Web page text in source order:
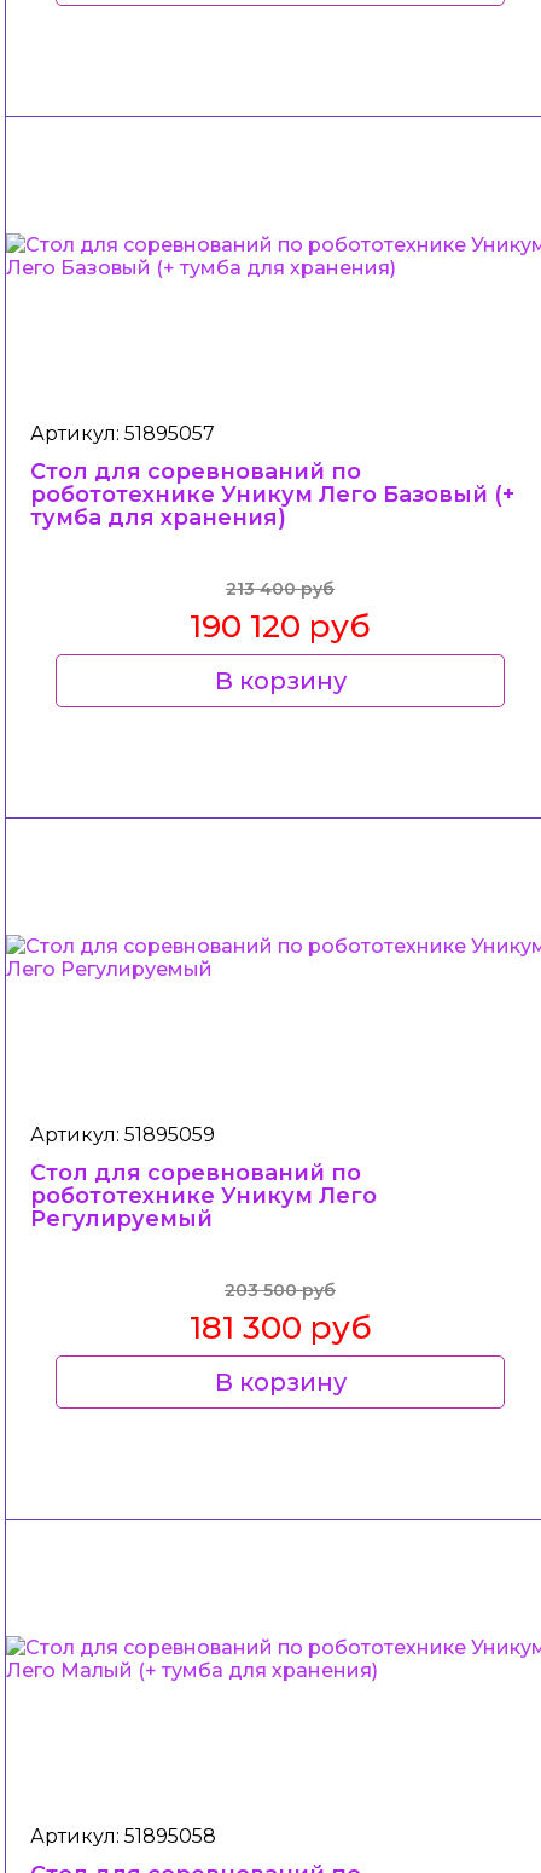
Артикул: 51895057
Стол для соревнований по
робототехнике Уникум Лего Базовый (+
тумба для хранения)
213 400 руб
190 120 руб
В корзину
Артикул: 51895059
Стол для соревнований по
робототехнике Уникум Лего
Регулируемый
203 500 руб
181 300 руб
В корзину
Артикул: 51895058